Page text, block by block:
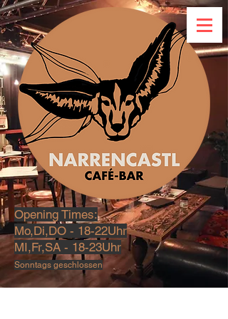
Opening Times:
Mo,Di,DO - 18-22Uhr
MI,Fr,SA - 18-23Uhr
Sonntags geschlossen